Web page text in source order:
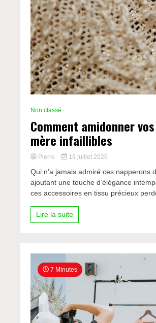
Non classé
Comment amidonner
mère infaillibles
Pierre 19 juillet 2026
Qui n’a jamais admiré ces napperons
ajoutant une touche d’élégance
ces accessoires en tissu précieux
Lire la suite
7 Minutes